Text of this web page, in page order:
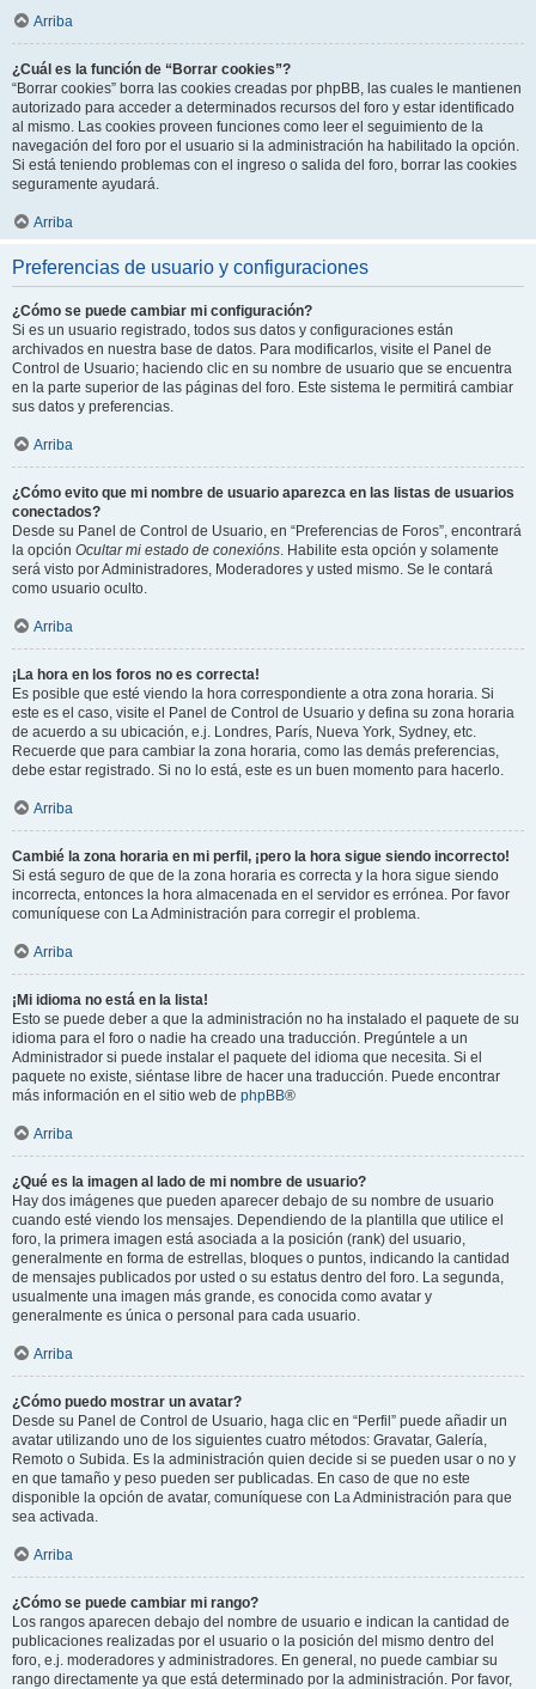
Arriba
¿Cuál es la función de “Borrar cookies”?
“Borrar cookies” borra las cookies creadas por phpBB, las cuales le mantienen
autorizado para acceder a determinados recursos del foro y estar identificado
al mismo. Las cookies proveen funciones como leer el seguimiento de la
navegación del foro por el usuario si la administración ha habilitado la opción.
Si está teniendo problemas con el ingreso o salida del foro, borrar las cookies
seguramente ayudará.
Arriba
Preferencias de usuario y configuraciones
¿Cómo se puede cambiar mi configuración?
Si es un usuario registrado, todos sus datos y configuraciones están
archivados en nuestra base de datos. Para modificarlos, visite el Panel de
Control de Usuario; haciendo clic en su nombre de usuario que se encuentra
en la parte superior de las páginas del foro. Este sistema le permitirá cambiar
sus datos y preferencias.
Arriba
¿Cómo evito que mi nombre de usuario aparezca en las listas de usuarios
conectados?
Desde su Panel de Control de Usuario, en “Preferencias de Foros”, encontrará
la opción Ocultar mi estado de conexións. Habilite esta opción y solamente
será visto por Administradores, Moderadores y usted mismo. Se le contará
como usuario oculto.
Arriba
¡La hora en los foros no es correcta!
Es posible que esté viendo la hora correspondiente a otra zona horaria. Si
este es el caso, visite el Panel de Control de Usuario y defina su zona horaria
de acuerdo a su ubicación, e.j. Londres, París, Nueva York, Sydney, etc.
Recuerde que para cambiar la zona horaria, como las demás preferencias,
debe estar registrado. Si no lo está, este es un buen momento para hacerlo.
Arriba
Cambié la zona horaria en mi perfil, ¡pero la hora sigue siendo incorrecto!
Si está seguro de que de la zona horaria es correcta y la hora sigue siendo
incorrecta, entonces la hora almacenada en el servidor es errónea. Por favor
comuníquese con La Administración para corregir el problema.
Arriba
¡Mi idioma no está en la lista!
Esto se puede deber a que la administración no ha instalado el paquete de su
idioma para el foro o nadie ha creado una traducción. Pregúntele a un
Administrador si puede instalar el paquete del idioma que necesita. Si el
paquete no existe, siéntase libre de hacer una traducción. Puede encontrar
más información en el sitio web de phpBB®
Arriba
¿Qué es la imagen al lado de mi nombre de usuario?
Hay dos imágenes que pueden aparecer debajo de su nombre de usuario
cuando esté viendo los mensajes. Dependiendo de la plantilla que utilice el
foro, la primera imagen está asociada a la posición (rank) del usuario,
generalmente en forma de estrellas, bloques o puntos, indicando la cantidad
de mensajes publicados por usted o su estatus dentro del foro. La segunda,
usualmente una imagen más grande, es conocida como avatar y
generalmente es única o personal para cada usuario.
Arriba
¿Cómo puedo mostrar un avatar?
Desde su Panel de Control de Usuario, haga clic en “Perfil” puede añadir un
avatar utilizando uno de los siguientes cuatro métodos: Gravatar, Galería,
Remoto o Subida. Es la administración quien decide si se pueden usar o no y
en que tamaño y peso pueden ser publicadas. En caso de que no este
disponible la opción de avatar, comuníquese con La Administración para que
sea activada.
Arriba
¿Cómo se puede cambiar mi rango?
Los rangos aparecen debajo del nombre de usuario e indican la cantidad de
publicaciones realizadas por el usuario o la posición del mismo dentro del
foro, e.j. moderadores y administradores. En general, no puede cambiar su
rango directamente ya que está determinado por la administración. Por favor,